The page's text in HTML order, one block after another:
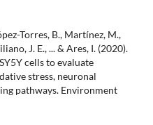
Torres, B., Martínez, M.,
J. E., ... & Ares, I. (2020).
cells to evaluate
stress, neuronal
pathways. Environment